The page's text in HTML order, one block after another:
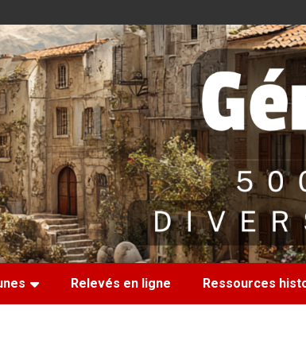
Relevés en ligne Ressources